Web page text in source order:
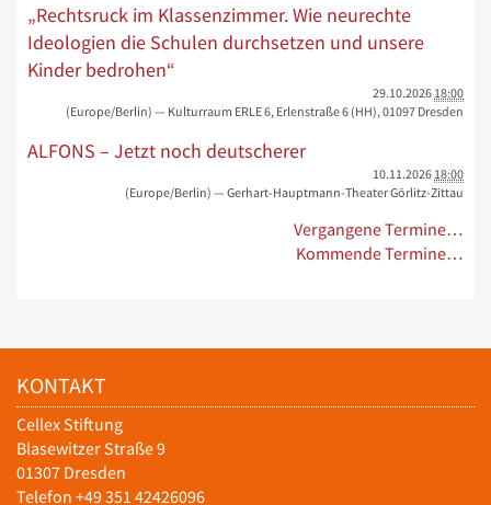
„Rechtsruck im Klassenzimmer. Wie neurechte
Ideologien die Schulen durchsetzen und unsere
Kinder bedrohen“
29.10.2026 18:00
(Europe/Berlin) — Kulturraum ERLE 6, Erlenstraße 6 (HH), 01097 Dresden
ALFONS – Jetzt noch deutscherer
10.11.2026 18:00
(Europe/Berlin) — Gerhart-Hauptmann-Theater Görlitz-Zittau
Vergangene Termine…
Kommende Termine…
KONTAKT
Cellex Stiftung
Blasewitzer Straße 9
01307 Dresden
Telefon +49 351 42426096